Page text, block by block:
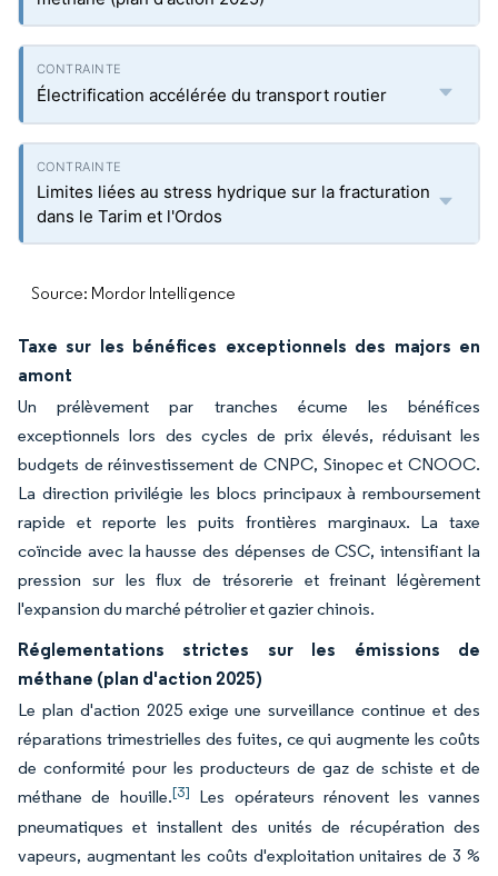
Électrification accélérée du transport routier
Limites liées au stress hydrique sur la fracturation
dans le Tarim et l'Ordos
Source: Mordor Intelligence
Taxe sur les bénéfices exceptionnels des majors en
amont
Un prélèvement par tranches écume les bénéfices
exceptionnels lors des cycles de prix élevés, réduisant les
budgets de réinvestissement de CNPC, Sinopec et CNOOC.
La direction privilégie les blocs principaux à remboursement
rapide et reporte les puits frontières marginaux. La taxe
coïncide avec la hausse des dépenses de CSC, intensifiant la
pression sur les flux de trésorerie et freinant légèrement
l'expansion du marché pétrolier et gazier chinois.
Réglementations strictes sur les émissions de
méthane (plan d'action 2025)
Le plan d'action 2025 exige une surveillance continue et des
réparations trimestrielles des fuites, ce qui augmente les coûts
de conformité pour les producteurs de gaz de schiste et de
méthane de houille.[3] Les opérateurs rénovent les vannes
pneumatiques et installent des unités de récupération des
vapeurs, augmentant les coûts d'exploitation unitaires de 3 %